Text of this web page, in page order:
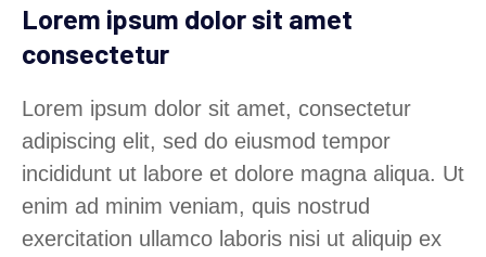
Lorem ipsum dolor sit amet
consectetur
Lorem ipsum dolor sit amet, consectetur
adipiscing elit, sed do eiusmod tempor
incididunt ut labore et dolore magna aliqua. Ut
enim ad minim veniam, quis nostrud
exercitation ullamco laboris nisi ut aliquip ex